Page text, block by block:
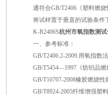
通符合GB/T2406《塑料燃
将试样置于垂直的试验条件
K-R2406S杭州市氧指数测
一、参考标准：
GB/T2406.2-2009.用氧指数
GB/T5454—1997《纺织品
GB/T10707-2008橡胶燃烧性
GB/T8924-2005纤维增强塑